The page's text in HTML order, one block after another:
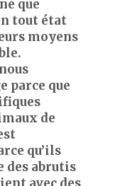
que
tout état
moyens
parce que
de
qu’ils
des abrutis